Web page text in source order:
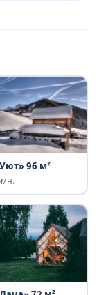
96 м²